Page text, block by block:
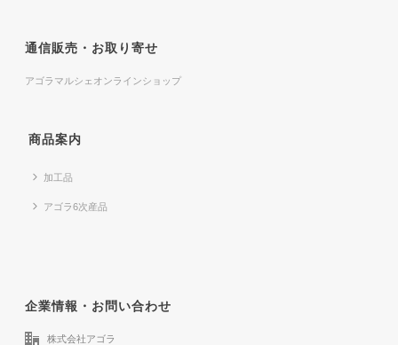
通信販売・お取り寄せ
アゴラマルシェオンラインショップ
商品案内
加工品
アゴラ6次産品
企業情報・お問い合わせ
株式会社アゴラ